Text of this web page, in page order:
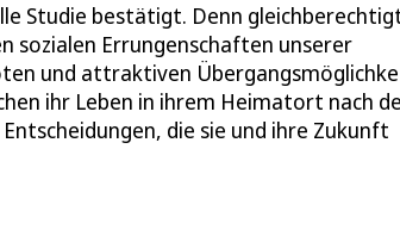
Studie bestätigt. Denn
sozialen Errungenschaften unserer
und attraktiven
ihr Leben in ihrem Heimatort nach
die sie und ihre Zukunft